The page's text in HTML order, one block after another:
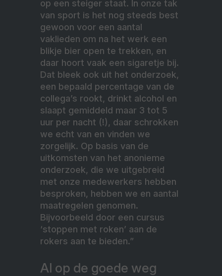
op een steiger staat. In onze tak
van sport is het nog steeds best
gewoon voor een aantal
vaklieden om na het werk een
blikje bier open te trekken, en
daar hoort vaak een sigaretje bij.
Dat bleek ook uit het onderzoek,
een bepaald percentage van de
collega’s rookt, drinkt alcohol en
slaapt gemiddeld maar 3 tot 5
uur per nacht (!), daar schrokken
we echt van en vinden we
zorgelijk. Op basis van de
uitkomsten van het anonieme
onderzoek, die we uitgebreid
met onze medewerkers hebben
besproken, hebben we en aantal
maatregelen genomen.
Bijvoorbeeld door een cursus
‘stoppen met roken’ aan de
rokers aan te bieden.”
Al op de goede weg